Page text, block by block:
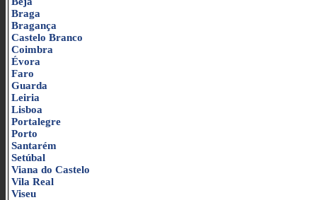
Braga
Bragança
Castelo Branco
Coimbra
Évora
Faro
Guarda
Leiria
Lisboa
Portalegre
Porto
Santarém
Setúbal
Viana do Castelo
Vila Real
Viseu